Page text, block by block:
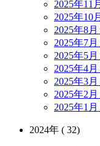
2025年11
2025年10
2025年8月
2025年7月
2025年5月
2025年4月
2025年3月
2025年2月
2025年1月
2024年 ( 32)